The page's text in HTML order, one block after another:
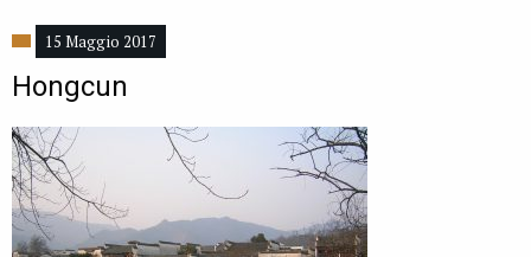
15 Maggio 2017
Hongcun